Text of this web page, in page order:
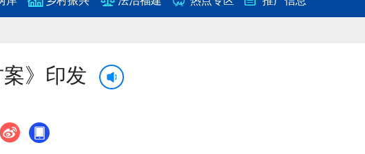
案》印发